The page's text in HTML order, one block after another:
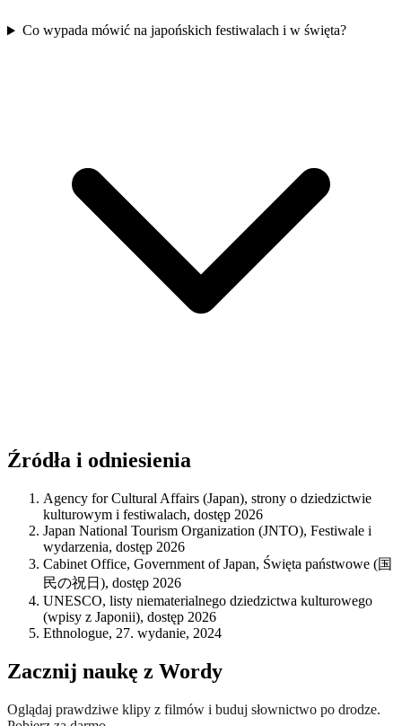
Co wypada mówić na japońskich festiwalach i w święta?
Źródła i odniesienia
Agency for Cultural Affairs (Japan), strony o dziedzictwie
kulturowym i festiwalach, dostęp 2026
Japan National Tourism Organization (JNTO), Festiwale i
wydarzenia, dostęp 2026
Cabinet Office, Government of Japan, Święta państwowe (国
民の祝日), dostęp 2026
UNESCO, listy niematerialnego dziedzictwa kulturowego
(wpisy z Japonii), dostęp 2026
Ethnologue, 27. wydanie, 2024
Zacznij naukę z Wordy
Oglądaj prawdziwe klipy z filmów i buduj słownictwo po drodze.